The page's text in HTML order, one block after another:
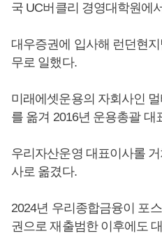
국 UC버클리 경영대학원에
대우증권에 입사해 런던현
무로 일했다.
미래에셋운용의 자회사인
를 옮겨 2016년 운용총괄 대
우리자산운영 대표이사롤
사로 옮겼다.
2024년 우리종합금융이 포
권으로 재출범한 이후에도